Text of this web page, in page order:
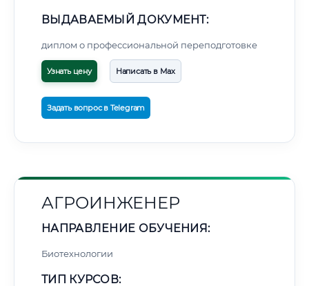
ВЫДАВАЕМЫЙ ДОКУМЕНТ:
диплом о профессиональной переподготовке
Узнать цену Написать в Max
Задать вопрос в Telegram
АГРОИНЖЕНЕР
НАПРАВЛЕНИЕ ОБУЧЕНИЯ:
Биотехнологии
ТИП КУРСОВ: